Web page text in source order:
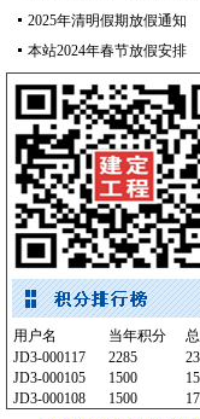
通信光缆 [采购中]
内外墙装饰材料 [采购中]
光源灯具 [采购中]
[采购中]
铝合金门窗 [采购中]
石英灯
[采购中]
铝扣版 [采购中]
陶瓷制品 [采购中]
变配电 [采购中]
电线电缆 [采购中]
空调设备 [采购中]
光源灯具
[采购中]
陶瓷制品
[采购中]
油漆涂料 [采购中]
2025年清明假期放假通知
本站2024年春节放假安排
用户名 当年积分
JD3-000117
2285
JD3-000105
1500
JD3-000108
1500